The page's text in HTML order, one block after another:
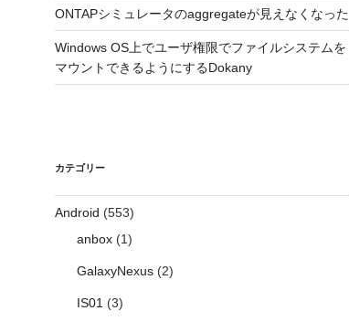
ONTAPシミュレータのaggregateが見えなくなった
Windows OS上でユーザ権限でファイルシステムを
マウントできるようにするDokany
カテゴリー
Android (553)
anbox(1)
GalaxyNexus(2)
IS01(3)